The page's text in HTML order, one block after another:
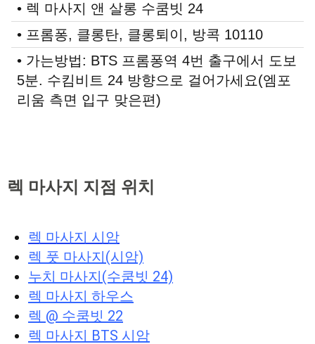
• 렉 마사지 앤 살롱 수쿰빗 24
• 프롬퐁, 클롱탄, 클롱퇴이, 방콕 10110
• 가는방법: BTS 프롬퐁역 4번 출구에서 도보
5분. 수킴비트 24 방향으로 걸어가세요(엠포
리움 측면 입구 맞은편)
렉 마사지 지점 위치
렉 마사지 시암
렉 풋 마사지(시암)
누치 마사지(수쿰빗 24)
렉 마사지 하우스
렉 @ 수쿰빗 22
렉 마사지 BTS 시암